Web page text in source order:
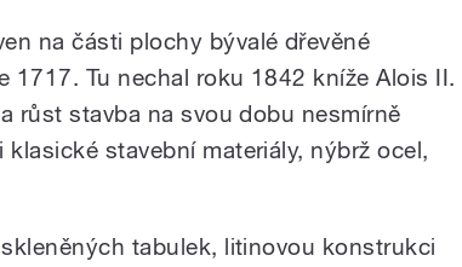
na části plochy bývalé dřevěné
1717. Tu nechal roku 1842 kníže Alois II.
růst stavba na svou dobu nesmírně
stavební materiály, nýbrž ocel,
tabulek, litinovou konstrukci